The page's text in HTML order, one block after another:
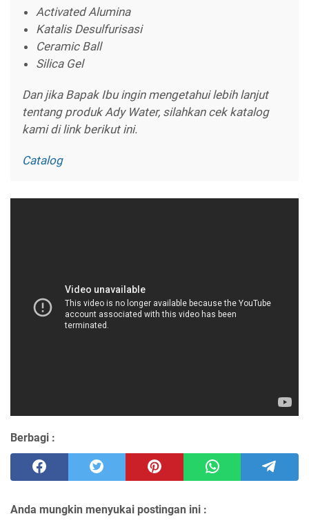
Activated Alumina
Katalis Desulfurisasi
Ceramic Ball
Silica Gel
Dan jika Bapak Ibu ingin mengetahui lebih lanjut
tentang produk Ady Water, silahkan cek katalog
kami di link berikut ini.
Catalog
Berbagi :
Anda mungkin menyukai postingan ini :